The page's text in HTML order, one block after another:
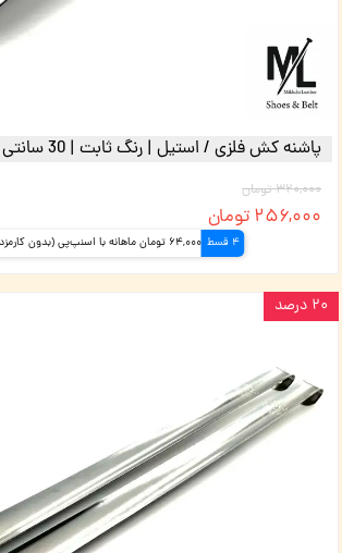
پاشنه کش فلزی / استیل | رنگ ثابت | 30 سانتی | چرم میخچی
۳۲۰,۰۰۰ تومان
۲۵۶,۰۰۰ تومان
4 قسط 64,000 تومان ماهانه با اسنپ‌پی (بدون کارمزد)
۲۰ درصد